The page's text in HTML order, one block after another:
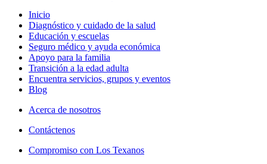
Inicio
Diagnóstico y cuidado de la salud
Educación y escuelas
Seguro médico y ayuda económica
Apoyo para la familia
Transición a la edad adulta
Encuentra servicios, grupos y eventos
Blog
Acerca de nosotros
Contáctenos
Compromiso con Los Texanos